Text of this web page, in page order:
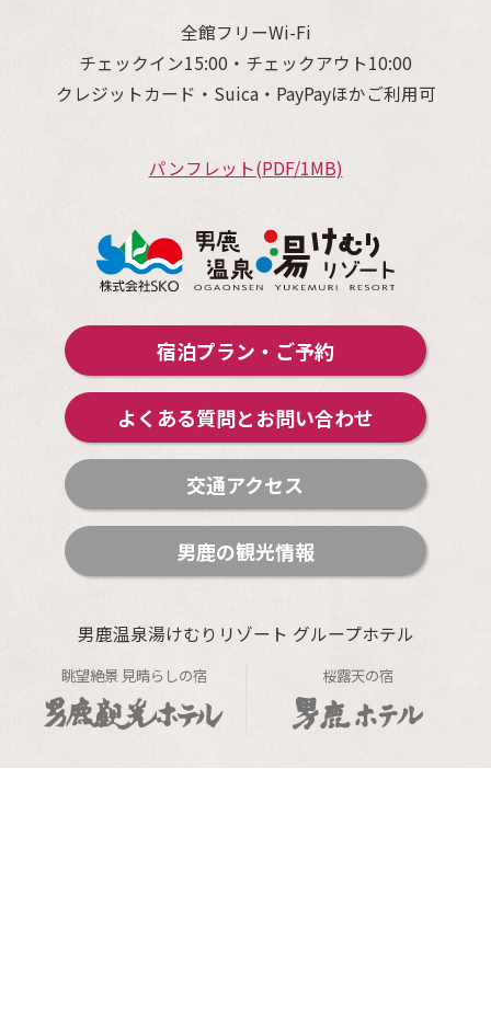
全館フリーWi-Fi
チェックイン15:00・チェックアウト10:00
クレジットカード・Suica・PayPayほかご利用可
パンフレット(PDF/1MB)
宿泊プラン・ご予約
よくある質問とお問い合わせ
交通アクセス
男鹿の観光情報
男鹿温泉湯けむりリゾート グループホテル
眺望絶景 見晴らしの宿 桜露天の宿